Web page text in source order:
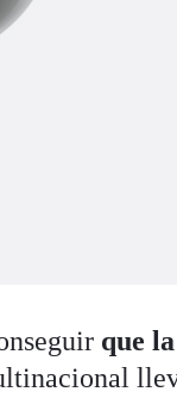
que